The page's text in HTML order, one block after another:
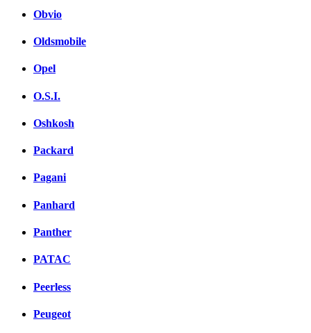
Obvio
Oldsmobile
Opel
O.S.I.
Oshkosh
Packard
Pagani
Panhard
Panther
PATAC
Peerless
Peugeot